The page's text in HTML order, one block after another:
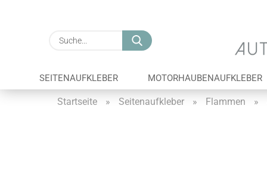
Suche...
SEITENAUFKLEBER MOTORHAUBENAUFKLEBER
Startseite » Seitenaufkleber » Flammen »